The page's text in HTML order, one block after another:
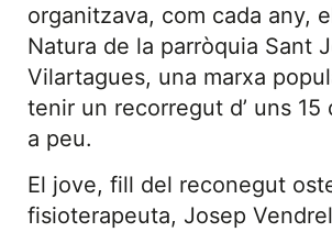
organitzava, com cada any,
Natura de la parròquia Sant
Vilartagues, una marxa
tenir un recorregut d’ uns 15
a peu.
El jove, fill del reconegut
fisioterapeuta, Josep